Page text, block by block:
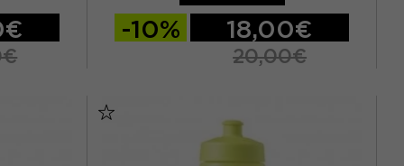
-10% 18,00€
20,00€